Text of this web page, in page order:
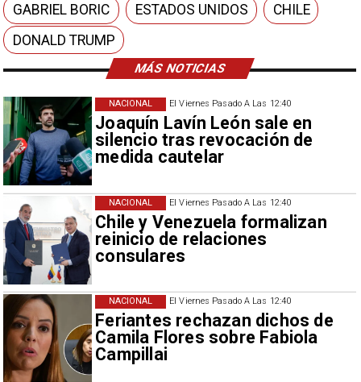
MÁS NOTICIAS
El Viernes Pasado A Las 12:40
Joaquín Lavín León sale en
silencio tras revocación de
medida cautelar
NACIONAL
El Viernes Pasado A Las 12:40
Chile y Venezuela formalizan
reinicio de relaciones
consulares
NACIONAL
El Viernes Pasado A Las 12:40
Feriantes rechazan dichos de
Camila Flores sobre Fabiola
Campillai
NACIONAL
GABRIEL BORIC ESTADOS UNIDOS
CHILE
DONALD TRUMP